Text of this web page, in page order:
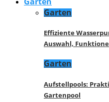
Garten
Effiziente
Auswahl,
Garten
Aufstellpools:
Gartenpool